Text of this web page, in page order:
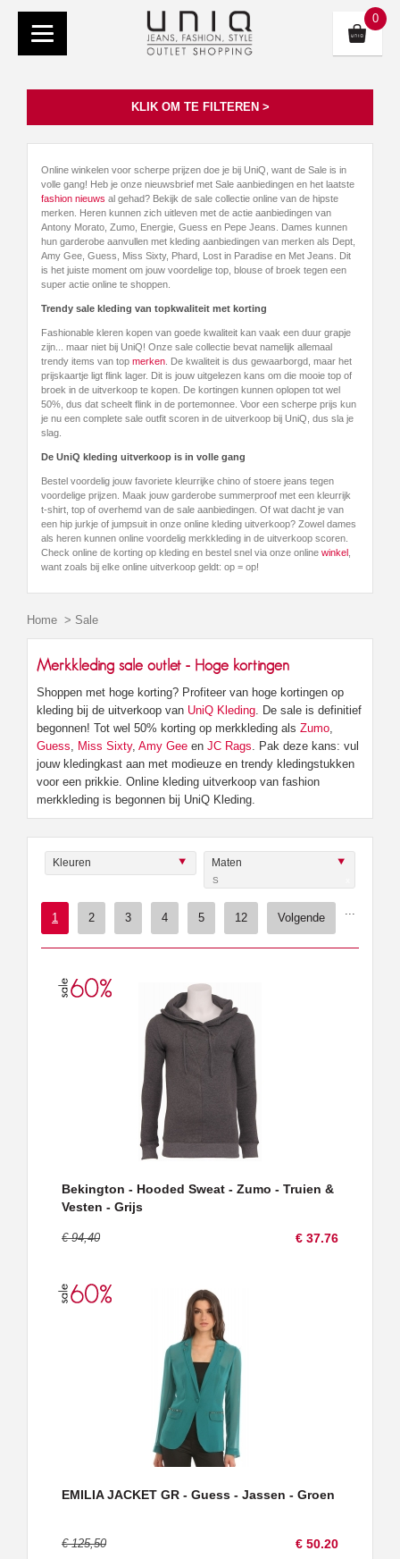
0
KLIK OM TE FILTEREN >
Online winkelen voor scherpe prijzen doe je bij UniQ, want de Sale is in
volle gang! Heb je onze nieuwsbrief met Sale aanbiedingen en het laatste
fashion nieuws al gehad? Bekijk de sale collectie online van de hipste
merken. Heren kunnen zich uitleven met de actie aanbiedingen van
Antony Morato, Zumo, Energie, Guess en Pepe Jeans. Dames kunnen
hun garderobe aanvullen met kleding aanbiedingen van merken als Dept,
Amy Gee, Guess, Miss Sixty, Phard, Lost in Paradise en Met Jeans. Dit
is het juiste moment om jouw voordelige top, blouse of broek tegen een
super actie online te shoppen.
Trendy sale kleding van topkwaliteit met korting
Fashionable kleren kopen van goede kwaliteit kan vaak een duur grapje
zijn... maar niet bij UniQ! Onze sale collectie bevat namelijk allemaal
trendy items van top merken . De kwaliteit is dus gewaarborgd, maar het
prijskaartje ligt flink lager. Dit is jouw uitgelezen kans om die mooie top of
broek in de uitverkoop te kopen. De kortingen kunnen oplopen tot wel
50%, dus dat scheelt flink in de portemonnee. Voor een scherpe prijs kun
je nu een complete sale outfit scoren in de uitverkoop bij UniQ, dus sla je
slag.
De UniQ kleding uitverkoop is in volle gang
Bestel voordelig jouw favoriete kleurrijke chino of stoere jeans tegen
voordelige prijzen. Maak jouw garderobe summerproof met een kleurrijk
t-shirt, top of overhemd van de sale aanbiedingen. Of wat dacht je van
een hip jurkje of jumpsuit in onze online kleding uitverkoop? Zowel dames
als heren kunnen online voordelig merkkleding in de uitverkoop scoren.
Check online de korting op kleding en bestel snel via onze online winkel
want zoals bij elke online uitverkoop geldt: op = op!
Home > Sale
Merkkleding sale outlet - Hoge kortingen
Shoppen met hoge korting? Profiteer van hoge kortingen op
kleding bij de uitverkoop van UniQ Kleding . De sale is definitief
begonnen! Tot wel 50% korting op merkkleding als Zumo
Guess
Miss Sixty, Amy Gee en JC Rags . Pak deze kans: vul
jouw kledingkast aan met modieuze en trendy kledingstukken
voor een prikkie. Online kleding uitverkoop van fashion
merkkleding is begonnen bij UniQ Kleding.
Kleuren Maten
S
1 2 3 4 5 12 Volgende
Bekington - Hooded Sweat - Zumo - Truien &
Vesten - Grijs
€ 94,40 € 37.76
EMILIA JACKET GR - Guess - Jassen - Groen
€ 125,50 € 50.20